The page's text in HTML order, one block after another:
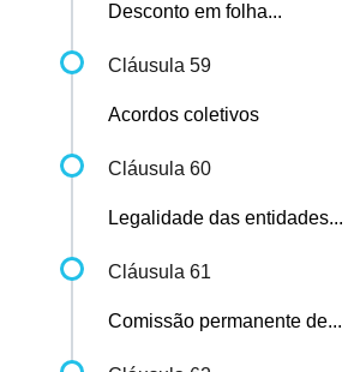
Desconto em folha...
Cláusula 59
Acordos coletivos
Cláusula 60
Legalidade das entidades...
Cláusula 61
Comissão permanente de...